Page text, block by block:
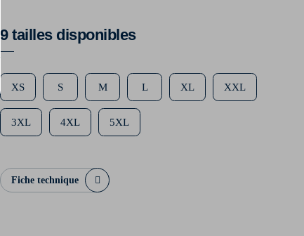
9 tailles disponibles
XS S M L XL XXL
3XL 4XL 5XL
Fiche technique